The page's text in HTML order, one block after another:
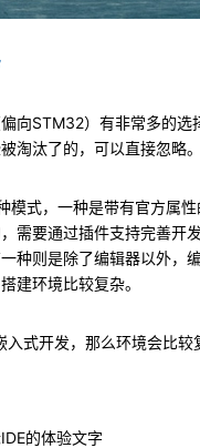
向STM32）有非常多的选
淘汰了的，可以直接忽略。
模式，一种是带有官方属性
需要通过插件支持完善开
种则是除了编辑器以外，
建环境比较复杂。
入式开发，那么环境会比较
的体验文字